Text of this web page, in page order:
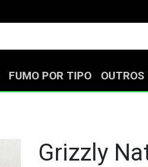
FUMO POR TIPO OUTROS
Grizzly